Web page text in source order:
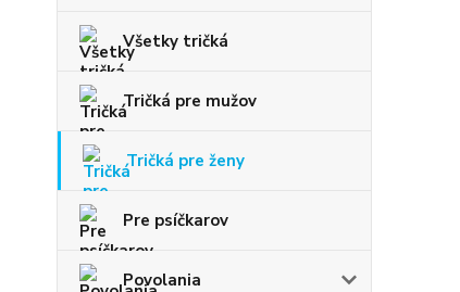
Všetky tričká
Tričká pre mužov
Tričká pre ženy
Pre psíčkarov
Povolania